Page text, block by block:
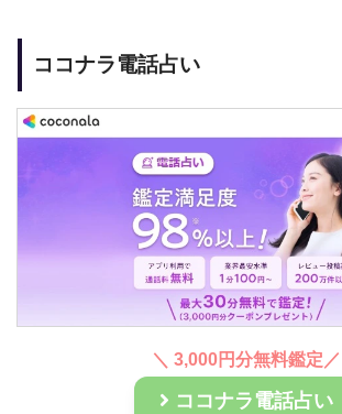
ココナラ電話占い
＼ 3,000円分無料鑑定／
ココナラ電話占い